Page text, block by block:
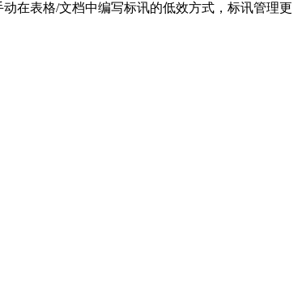
在表格/文档中编写标讯的低效方式，标讯管理更